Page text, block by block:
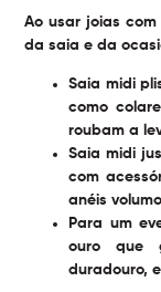
Ao usar joias
da saia e da
Saia midi
como
roubam a
Saia midi
com
anéis
Para um
ouro que
duradouro,